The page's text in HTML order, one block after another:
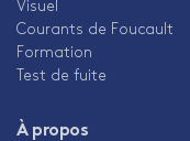
Visuel
Courants de Foucault
Formation
Test de fuite
À propos